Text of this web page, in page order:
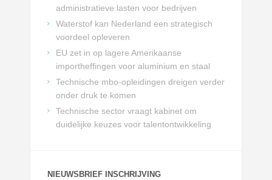
administratieve lasten voor bedrijven
Waterstof kan Nederland een strategisch
voordeel opleveren
EU zet in op lagere Amerikaanse
importheffingen voor aluminium en staal
Technische mbo-opleidingen dreigen verder
onder druk te komen
Technische sector vraagt kabinet om
duidelijke keuzes voor talentontwikkeling
NIEUWSBRIEF INSCHRIJVING